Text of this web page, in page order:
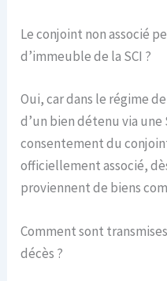
Le conjoint non associé
d’immeuble de la SCI ?
Oui, car dans le régime
d’un bien détenu via une
consentement du
officiellement associé,
proviennent de biens
Comment sont
décès ?